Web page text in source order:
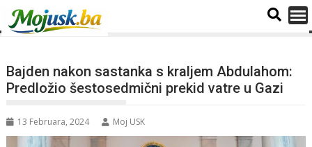
Bajden nakon sastanka s kraljem Abdulahom:
Predložio šestosedmični prekid vatre u Gazi
13 Februara, 2024 Moj USK